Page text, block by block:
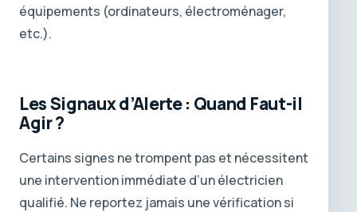
équipements (ordinateurs, électroménager,
etc.).
Les Signaux d’Alerte : Quand Faut-il
Agir ?
Certains signes ne trompent pas et nécessitent
une intervention immédiate d’un électricien
qualifié. Ne reportez jamais une vérification si